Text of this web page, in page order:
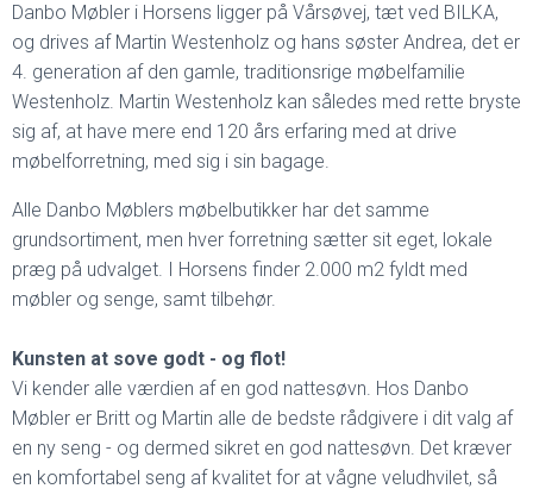
Danbo Møbler i Horsens ligger på Vårsøvej, tæt ved BILKA,
og drives af Martin Westenholz og hans søster Andrea, det er
4. generation af den gamle, traditionsrige møbelfamilie
Westenholz. Martin Westenholz kan således med rette bryste
sig af, at have mere end 120 års erfaring med at drive
møbelforretning, med sig i sin bagage.
Alle Danbo Møblers møbelbutikker har det samme
grundsortiment, men hver forretning sætter sit eget, lokale
præg på udvalget. I Horsens finder 2.000 m2 fyldt med
møbler og senge, samt tilbehør.
Kunsten at sove godt - og flot!
Vi kender alle værdien af en god nattesøvn. Hos Danbo
Møbler er Britt og Martin alle de bedste rådgivere i dit valg af
en ny seng - og dermed sikret en god nattesøvn. Det kræver
en komfortabel seng af kvalitet for at vågne veludhvilet, så